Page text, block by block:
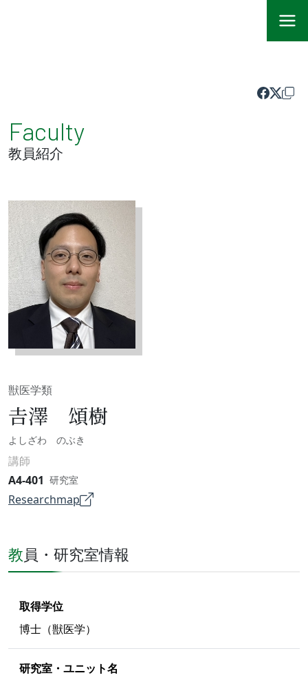
Faculty
教員紹介
獣医学類
𠮷澤 頌樹
よしざわ のぶき
講師
A4-401 研究室
Researchmap
教員・研究室情報
取得学位
博士（獣医学）
研究室・ユニット名